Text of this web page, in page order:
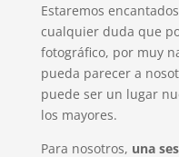
Estaremos
cualquier duda que
fotográfico, por muy
pueda parecer a
puede ser un lugar
los mayores.
Para nosotros, una